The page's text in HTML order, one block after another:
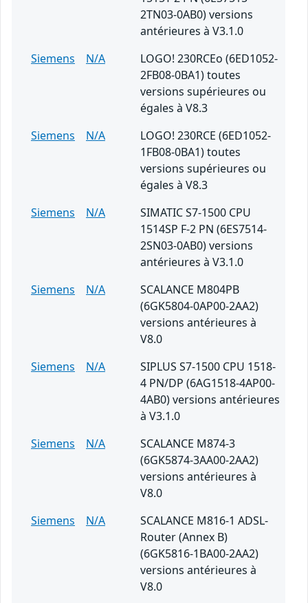
2TN03-0AB0) versions
antérieures à V3.1.0
Siemens
N/A
LOGO! 230RCEo (6ED1052-
2FB08-0BA1) toutes
versions supérieures ou
égales à V8.3
Siemens
N/A
LOGO! 230RCE (6ED1052-
1FB08-0BA1) toutes
versions supérieures ou
égales à V8.3
Siemens
N/A
SIMATIC S7-1500 CPU
1514SP F-2 PN (6ES7514-
2SN03-0AB0) versions
antérieures à V3.1.0
Siemens
N/A
SCALANCE M804PB
(6GK5804-0AP00-2AA2)
versions antérieures à
V8.0
Siemens
N/A
SIPLUS S7-1500 CPU 1518-
4 PN/DP (6AG1518-4AP00-
4AB0) versions antérieures
à V3.1.0
Siemens
N/A
SCALANCE M874-3
(6GK5874-3AA00-2AA2)
versions antérieures à
V8.0
Siemens
N/A
SCALANCE M816-1 ADSL-
Router (Annex B)
(6GK5816-1BA00-2AA2)
versions antérieures à
V8.0